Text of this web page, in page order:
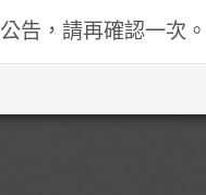
告，請再確認一次。